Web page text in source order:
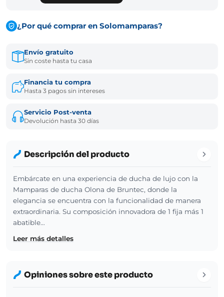
¿Por qué comprar en Solomamparas?
Envío gratuito
Sin coste hasta tu casa
Financia tu compra
Hasta 3 pagos sin intereses
Servicio Post-venta
Devolución hasta 30 días
Descripción del producto
Embárcate en una experiencia de ducha de lujo con la
Mamparas de ducha Olona de Bruntec, donde la
elegancia se encuentra con la funcionalidad de manera
extraordinaria. Su composición innovadora de 1 fija más 1
abatible…
Leer más detalles
Opiniones sobre este producto